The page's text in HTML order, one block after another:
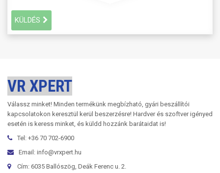
KÜLDÉS
VR XPERT
Válassz minket! Minden termékünk megbízható, gyári beszállítói
kapcsolatokon keresztül kerül beszerzésre! Hardver és szoftver igényed
esetén is keress minket, és küldd hozzánk barátaidat is!
Tel: +36 70 702-6900
Email: info@vrxpert.hu
Cím: 6035 Ballószög, Deák Ferenc u. 2.